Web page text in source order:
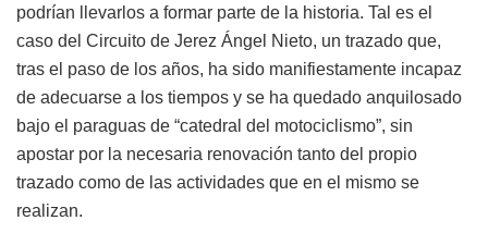
podrían llevarlos a formar parte de la historia. Tal es el
caso del Circuito de Jerez Ángel Nieto, un trazado que,
tras el paso de los años, ha sido manifiestamente incapaz
de adecuarse a los tiempos y se ha quedado anquilosado
bajo el paraguas de “catedral del motociclismo”, sin
apostar por la necesaria renovación tanto del propio
trazado como de las actividades que en el mismo se
realizan.